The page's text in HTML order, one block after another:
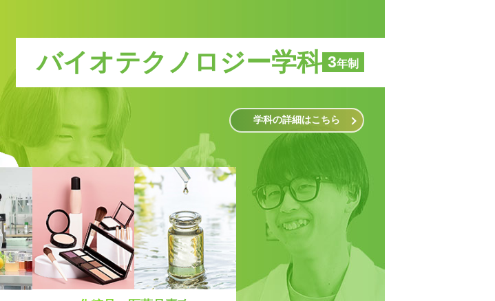
バイオテクノロジー学科 3年制
学科の詳細はこちら